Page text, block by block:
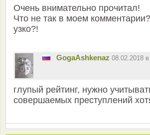
Очень внимательно прочитал!
Что не так в моем
узко?!
GogaAshkenaz 08.02.2018
глупый рейтинг, нужно
совершаемых преступлений